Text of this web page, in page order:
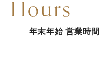
Hours
年末年始 営業時間